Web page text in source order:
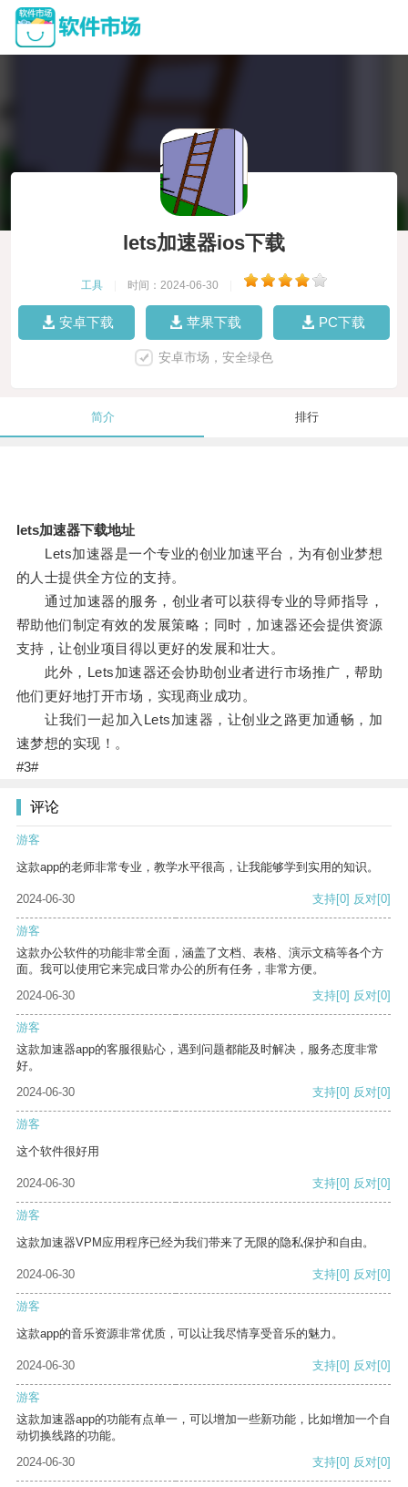
lets加速器ios下载
工具 时间：2024-06-30
安卓下载 苹果下载 PC下载
安卓市场，安全绿色
简介 排行
lets加速器下载地址
Lets加速器是一个专业的创业加速平台，为有创业梦想
的人士提供全方位的支持。
通过加速器的服务，创业者可以获得专业的导师指导，
帮助他们制定有效的发展策略；同时，加速器还会提供资源
支持，让创业项目得以更好的发展和壮大。
此外，Lets加速器还会协助创业者进行市场推广，帮助
他们更好地打开市场，实现商业成功。
让我们一起加入Lets加速器，让创业之路更加通畅，加
速梦想的实现！。
#3#
评论
游客
这款app的老师非常专业，教学水平很高，让我能够学到实用的知识。
2024-06-30 支持[0] 反对[0]
游客
这款办公软件的功能非常全面，涵盖了文档、表格、演示文稿等各个方
面。我可以使用它来完成日常办公的所有任务，非常方便。
2024-06-30
支持[0] 反对[0]
游客
这款加速器app的客服很贴心，遇到问题都能及时解决，服务态度非常
好。
2024-06-30
支持[0] 反对[0]
游客
这个软件很好用
2024-06-30 支持[0] 反对[0]
游客
这款加速器VPM应用程序已经为我们带来了无限的隐私保护和自由。
2024-06-30 支持[0] 反对[0]
游客
这款app的音乐资源非常优质，可以让我尽情享受音乐的魅力。
2024-06-30 支持[0] 反对[0]
游客
这款加速器app的功能有点单一，可以增加一些新功能，比如增加一个自
动切换线路的功能。
2024-06-30
支持[0] 反对[0]